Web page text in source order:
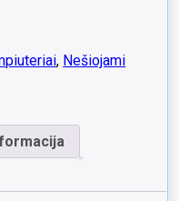
, Nešiojami